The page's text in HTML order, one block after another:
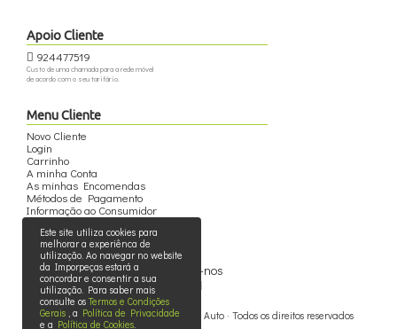
Apoio Cliente
924477519
Custo de uma chamada para a rede móvel
de acordo com o seu tarifário.
Menu Cliente
Novo Cliente
Login
Carrinho
A minha Conta
As minhas Encomendas
Métodos de Pagamento
Informação ao Consumidor
Siga-nos
© 2015 - 2026 - Imporpeças - Peças Auto · Todos os direitos reservados
Este site utiliza cookies para
melhorar a experiênca de
utilização. Ao navegar no website
da Imporpeças estará a
concordar e consentir a sua
utilização. Para saber mais
consulte osTermos e Condições
Gerais , a Política de Privacidade
e a Política de Cookies.